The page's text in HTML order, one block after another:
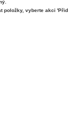
položky, vyberte akci